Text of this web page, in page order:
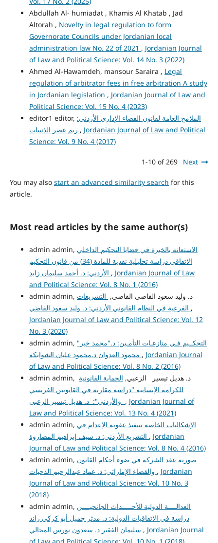
Abdullah Al- humiadat , Khamis Al Khatab , Jad
Altorah , Novelty in legal regulation to form
Governorate Councils under Jordanian local
administration law No. 22 of 2021 , Jordanian Journal
of Law and Political Science: Vol. 14 No. 3 (2022)
Ahmed Al-Hawamdeh, mansour Saraira , Legal
regulation of arbitrator fees in free arbitration A study
in Jordanian legislation , Jordanian Journal of Law and
Political Science: Vol. 15 No. 4 (2023)
editor1 editor, الملامح العامة لقانون القضاء الإداري الأردني:
, Jordanian Journal of Law and Political
Science: Vol. 9 No. 4 (2017)
1-10 of 269 Next
You may also start an advanced similarity search for this
article.
Most read articles by the same author(s)
admin admin, الاستعانة بالخبرة في قضايا التحكيم الداخلي
الاتفاقي دراسة تحليلية نقدية للمادة (34) من قانون التحكيم
, Jordanian Journal of Law
and Political Science: Vol. 8 No. 1 (2016)
admin admin, د. وليد سعود القاضي القاضي, التشريعات
,
Jordanian Journal of Law and Political Science: Vol. 12
No. 3 (2020)
admin admin, التحكــيم فـي منازعـات التأمـين: د."محمد خير"
, Jordanian Journal
of Law and Political Science: Vol. 8 No. 2 (2016)
admin admin, د. هديل تيسير الزعبي, الحماية القانونية
للكرامة الإنسانية "دراسة مقارنة في القانونين الفرنسي
, Jordanian Journal of
Law and Political Science: Vol. 13 No. 4 (2021)
admin admin, الإشكاليات الخاصة بتنفيذ عقوبة الإعدام في
, Jordanian
Journal of Law and Political Science: Vol. 8 No. 4 (2016)
admin admin, صورية عقد الشركة في ضوء أحكام القانون
, Jordanian
Journal of Law and Political Science: Vol. 10 No. 3
(2018)
admin admin, العدالــــة الدولية للأحـــــداث الجانحيــــن
دراسة في الاتفاقيات الدولية: د. مدثر جميل أبو كركي رائد
, Jordanian Journal